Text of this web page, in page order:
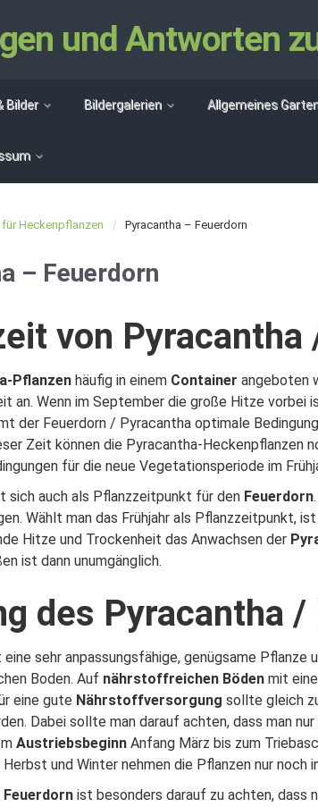
und Antworten
Bilder Bildergalerien Allgemeines
Heckenpflanzen Pyracantha – Feuerdorn
– Feuerdorn
von Pyracantha
Pflanzen häufig in einem Container angeboten
an. Wenn im September die große Hitze vorbei
der Feuerdorn / Pyracantha optimale
Zeit können die Pyracantha-Heckenpflanzen
für die neue Vegetationsperiode im
sich auch als Pflanzzeitpunkt für den Feuerdorn
Wählt man das Frühjahr als Pflanzzeitpunkt,
Hitze und Trockenheit das Anwachsen der
ist dann unumgänglich.
des Pyracantha /
eine sehr anpassungsfähige, genügsame Pflanze
Boden. Auf nährstoffreichen Böden mit
eine gute Nährstoffversorgung sollte gleich
Dabei sollte man darauf achten, dass man
Austriebsbeginn Anfang März bis zum
Herbst und Winter nehmen die Pflanzen nur
Feuerdorn ist besonders darauf zu achten, dass